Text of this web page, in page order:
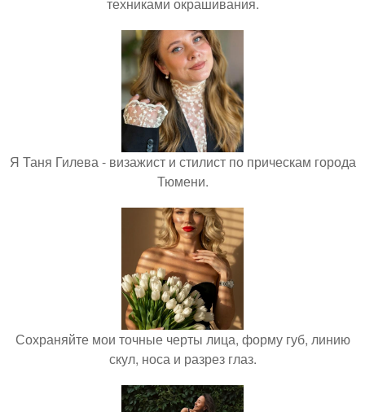
Я Таня Гилева - визажист и стилист по прическам города
Тюмени.
Сохраняйте мои точные черты лица, форму губ, линию
скул, носа и разрез глаз.